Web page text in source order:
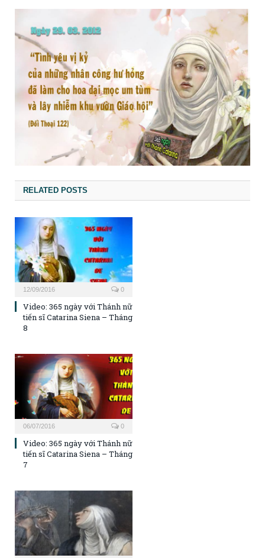
RELATED POSTS
12/09/2016 0
Video: 365 ngày với Thánh nữ
tiến sĩ Catarina Siena – Tháng
8
06/07/2016 0
Video: 365 ngày với Thánh nữ
tiến sĩ Catarina Siena – Tháng
7